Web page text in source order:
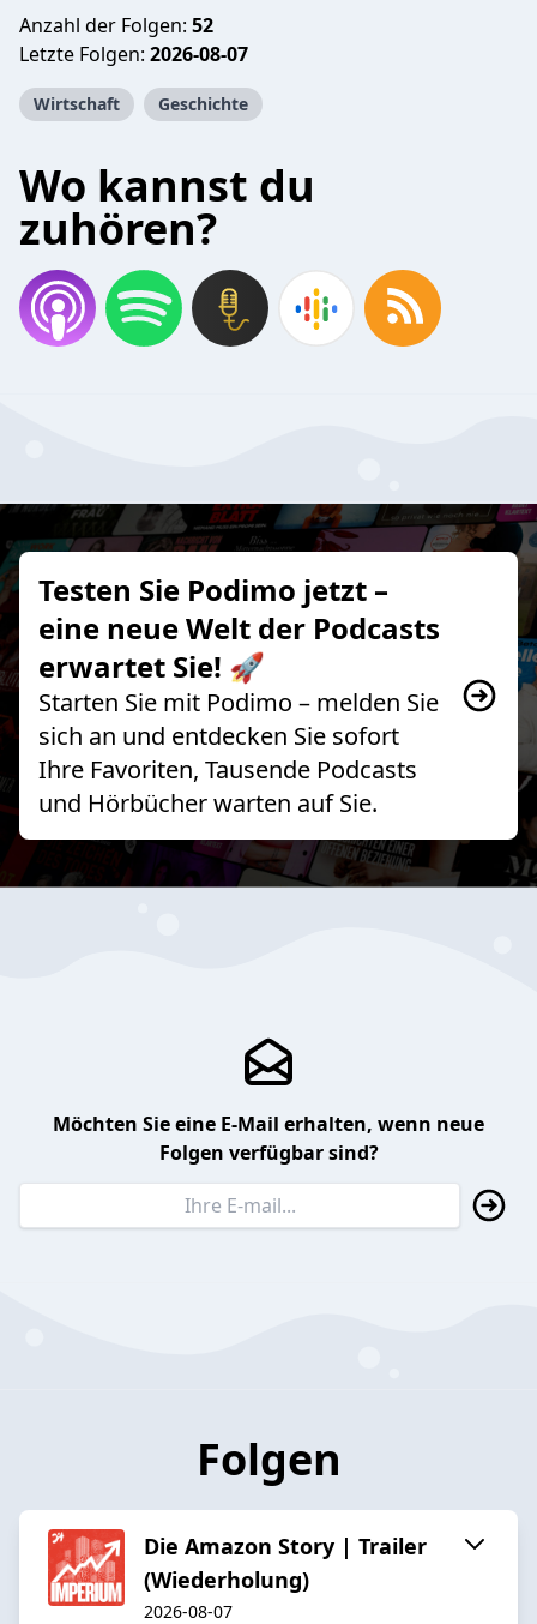
Anzahl der Folgen: 52
Letzte Folgen: 2026-08-07
Wirtschaft Geschichte
Wo kannst du
zuhören?
Testen Sie Podimo jetzt –
eine neue Welt der Podcasts
erwartet Sie! 🚀
Starten Sie mit Podimo – melden Sie
sich an und entdecken Sie sofort
Ihre Favoriten, Tausende Podcasts
und Hörbücher warten auf Sie.
Möchten Sie eine E-Mail erhalten, wenn neue
Folgen verfügbar sind?
Folgen
Die Amazon Story | Trailer
(Wiederholung)
2026-08-07